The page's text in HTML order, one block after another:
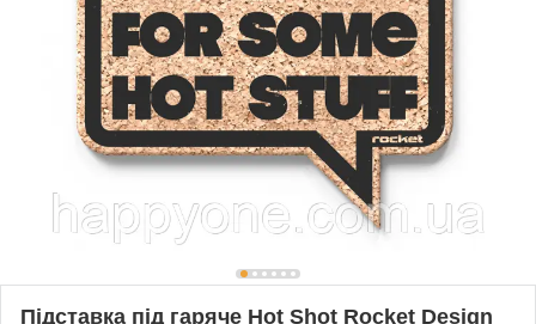
Підставка під гаряче Hot Shot Rocket Design